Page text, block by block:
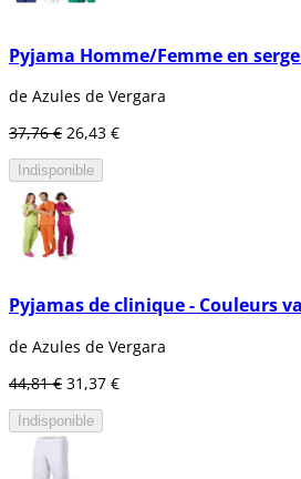
Pyjama Homme/Femme en
de Azules de Vergara
37,76 € 26,43 €
Indisponible
Pyjamas de clinique - Couleurs
de Azules de Vergara
44,81 € 31,37 €
Indisponible